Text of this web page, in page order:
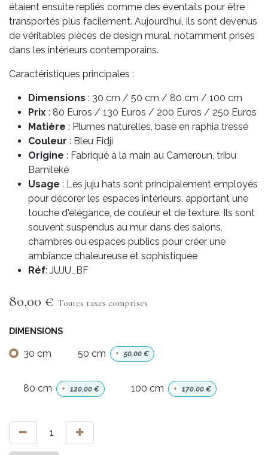
étaient ensuite repliés comme des éventails pour être
transportés plus facilement. Aujourd’hui, ils sont devenus
de véritables pièces de design mural, notamment prisés
dans les intérieurs contemporains.
Caractéristiques principales :
Dimensions : 30 cm / 50 cm / 80 cm / 100 cm
Prix : 80 Euros / 130 Euros / 200 Euros / 250 Euros
Matière : Plumes naturelles, base en raphia tressé
Couleur : Bleu Fidji
Origine : Fabriqué à la main au Cameroun, tribu
Bamileké
Usage : Les juju hats sont principalement employés
pour décorer les espaces intérieurs, apportant une
touche d'élégance, de couleur et de texture. Ils sont
souvent suspendus au mur dans des salons,
chambres ou espaces publics pour créer une
ambiance chaleureuse et sophistiquée
Réf: JUJU_BF
80,00 € Toutes taxes comprises
DIMENSIONS
30 cm 50 cm + 50,00 €
80 cm + 120,00 € 100 cm + 170,00€